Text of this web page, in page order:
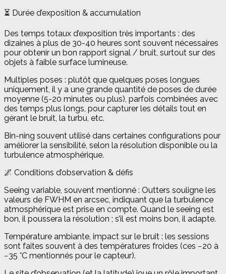
⏳ Durée d’exposition & accumulation
Des temps totaux d’exposition très importants : des
dizaines à plus de 30-40 heures sont souvent nécessaires
pour obtenir un bon rapport signal / bruit, surtout sur des
objets à faible surface lumineuse.
Multiples poses : plutôt que quelques poses longues
uniquement, il y a une grande quantité de poses de durée
moyenne (5-20 minutes ou plus), parfois combinées avec
des temps plus longs, pour capturer les détails tout en
gérant le bruit, la turbu, etc.
Bin-ning souvent utilisé dans certaines configurations pour
améliorer la sensibilité, selon la résolution disponible ou la
turbulence atmosphérique.
🌌 Conditions d’observation & défis
Seeing variable, souvent mentionné : Outters souligne les
valeurs de FWHM en arcsec, indiquant que la turbulence
atmosphérique est prise en compte. Quand le seeing est
bon, il poussera la résolution ; s’il est moins bon, il adapte.
Température ambiante, impact sur le bruit : les sessions
sont faites souvent à des températures froides (ces −20 à
−35 °C mentionnés pour le capteur).